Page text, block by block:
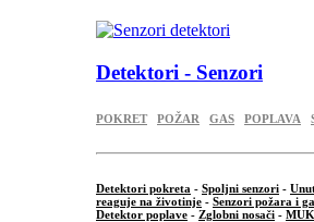
Detektori - Senzori
POKRET POŽAR GAS POPLAVA
Detektori pokreta - Spoljni senzori -
reaguje na životinje - Senzori požara i
Detektor poplave - Zglobni nosači -